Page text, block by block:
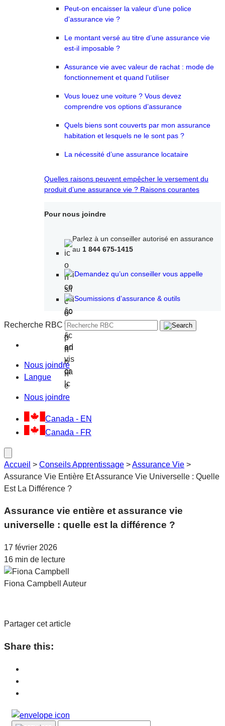
Peut-on encaisser la valeur d’une police
d’assurance vie ?
Le montant versé au titre d’une assurance vie
est-il imposable ?
Assurance vie avec valeur de rachat : mode de
fonctionnement et quand l’utiliser
Vous louez une voiture ? Vous devez
comprendre vos options d’assurance
Quels biens sont couverts par mon assurance
habitation et lesquels ne le sont pas ?
La nécessité d’une assurance locataire
Quelles raisons peuvent empêcher le versement du
produit d’une assurance vie ? Raisons courantes
Pour nous joindre
Parlez à un conseiller autorisé en assurance
au 1 844 675-1415
Demandez qu’un conseiller vous appelle
Soumissions d’assurance & outils
Recherche RBC
Nous joindre
Langue
Nous joindre
Canada - EN
Canada - FR
Accueil > Conseils Apprentissage >Assurance Vie >
Assurance Vie Entière Et Assurance Vie Universelle : Quelle
Est La Différence ?
Assurance vie entière et assurance vie
universelle : quelle est la différence ?
17 février 2026
16 min de lecture
Fiona Campbell Auteur
Partager cet article
Share this: